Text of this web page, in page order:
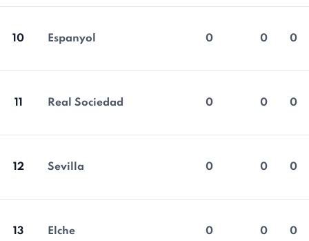
10 Espanyol 0 0 0
11 Real Sociedad 0 0 0
12 Sevilla 0 0 0
13 Elche 0 0 0